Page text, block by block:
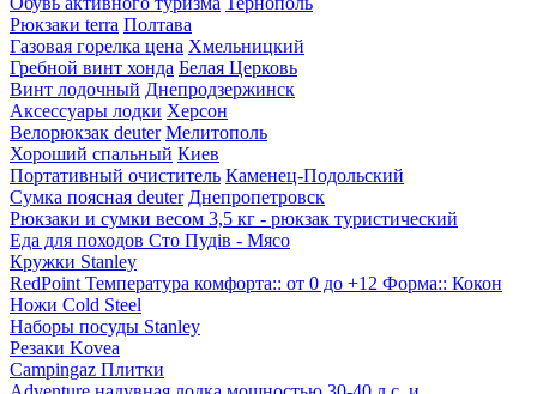
Рюкзаки terra Полтава
Газовая горелка цена Хмельницкий
Гребной винт хонда Белая Церковь
Винт лодочный Днепродзержинск
Аксессуары лодки Херсон
Велорюкзак deuter Мелитополь
Хороший спальный Киев
Портативный очиститель Каменец-Подольский
Сумка поясная deuter Днепропетровск
Рюкзаки и сумки весом 3,5 кг - рюкзак туристический
Еда для походов Сто Пудів - Мясо
Кружки Stanley
RedPoint Температура комфорта:: от 0 до +12 Форма:: Кокон
Ножи Cold Steel
Наборы посуды Stanley
Резаки Kovea
Campingaz Плитки